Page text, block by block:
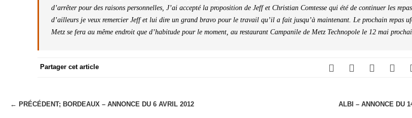
d’arrêter pour des raisons personnelles, J’ai accepté la proposition de Jeff et Christian Comtesse qui été de continuer les
d’ailleurs je veux remercier Jeff et lui dire un grand bravo pour le travail qu’il a fait jusqu’à maintenant. Le prochain repas
Metz se fera au même endroit que d’habitude pour le moment, au restaurant Campanile de Metz Technopole le 12 mai
Partager cet article
N
← PRÉCÉDENT; BORDEAUX – ANNONCE DU 6 AVRIL 2012 ALBI – ANNONCE DU